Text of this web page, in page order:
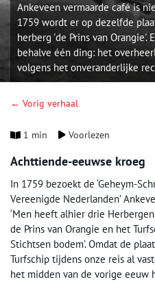
Ankeveen vermaarde café is
1759 wordt er op dezelfde
herberg 'de Prins van Orangie'.
behalve één ding: het
volgens het onveranderlijke
← Vorig verhaal
1 min Voorlezen
Achttiende-eeuwse kroeg
In 1759 bezoekt de ‘Geheym-
Vereenigde Nederlanden’
‘Men heeft alhier drie
de Prins van Orangie en het
Stichtsen bodem’. Omdat de
Turfschip tijdens onze reis al
het midden van de vorige eeuw